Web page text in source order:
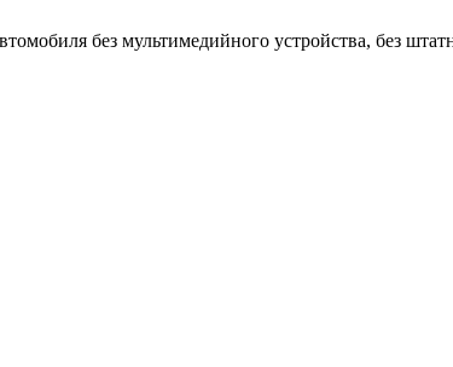
без мультимедийного устройства, без